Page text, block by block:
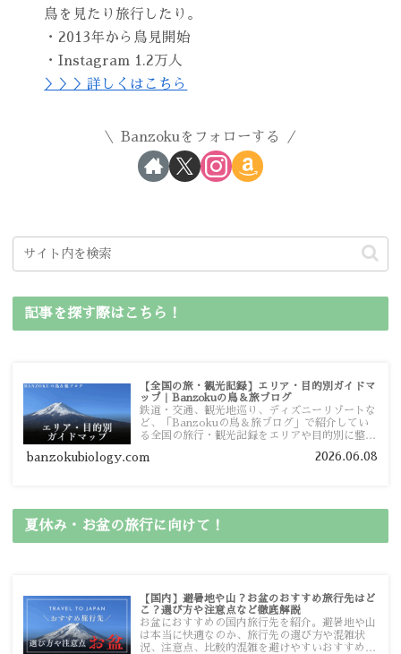
鳥を見たり旅行したり。
・2013年から鳥見開始
・Instagram 1.2万人
＞＞＞詳しくはこちら
Banzokuをフォローする
記事を探す際はこちら！
【全国の旅・観光記録】エリア・目的別ガイドマ
ップ｜Banzokuの鳥＆旅ブログ
鉄道・交通、観光地巡り、ディズニーリゾートな
ど、「Banzokuの鳥＆旅ブログ」で紹介してい
る全国の旅行・観光記録をエリアや目的別に整理
ガイドマップからスムーズに見つけていただけま
banzokubiology.com 2026.06.08
夏休み・お盆の旅行に向けて！
【国内】避暑地や山？お盆のおすすめ旅行先はど
こ？選び方や注意点など徹底解説
お盆におすすめの国内旅行先を紹介。避暑地や山
は本当に快適なのか、旅行先の選び方や混雑状
況、注意点、比較的混雑を避けやすいおすすめス